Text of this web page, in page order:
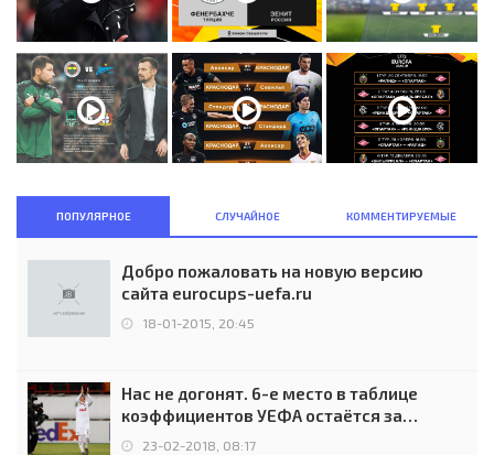
ПОПУЛЯРНОЕ СЛУЧАЙНОЕ КОММЕНТИРУЕМЫЕ
Добро пожаловать на новую версию
сайта eurocups-uefa.ru
18-01-2015, 20:45
Нас не догонят. 6-е место в таблице
коэффициентов УЕФА остаётся за
Россией
23-02-2018, 08:17